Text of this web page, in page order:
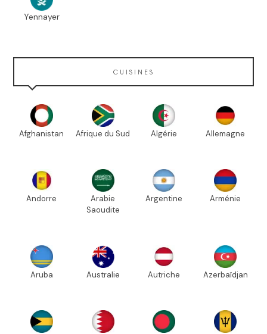
Yennayer
CUISINES
Afghanistan Afrique du Sud Algérie Allemagne
Andorre
Arabie
Saoudite
Argentine Arménie
Aruba Australie Autriche Azerbaïdjan